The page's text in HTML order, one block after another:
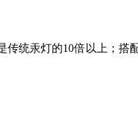
汞灯的10倍以上；搭